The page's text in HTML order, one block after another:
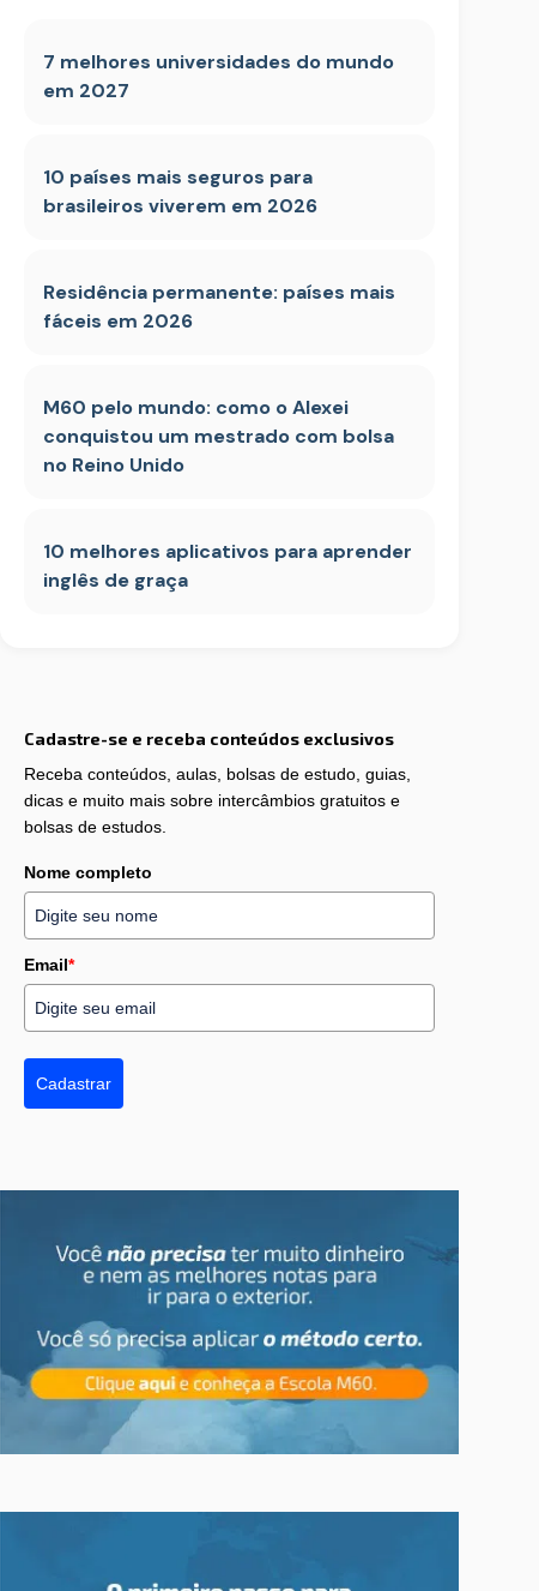
7 melhores universidades do mundo
em 2027
10 países mais seguros para
brasileiros viverem em 2026
Residência permanente: países mais
fáceis em 2026
M60 pelo mundo: como o Alexei
conquistou um mestrado com bolsa
no Reino Unido
10 melhores aplicativos para aprender
inglês de graça
Cadastre-se e receba conteúdos exclusivos
Receba conteúdos, aulas, bolsas de estudo, guias,
dicas e muito mais sobre intercâmbios gratuitos e
bolsas de estudos.
Nome completo
Email*
Cadastrar